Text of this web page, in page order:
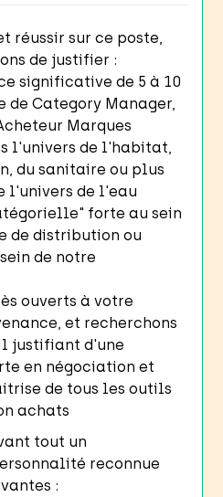
réussir sur ce poste,
de justifier :
significative de 5 à 10
de Category Manager,
Marques
l'univers de l'habitat,
du sanitaire ou plus
l'univers de l'eau
forte au sein
de distribution ou
de notre
ouverts à votre
et recherchons
justifiant d'une
en négociation et
de tous les outils
achats
tout un
reconnue
: